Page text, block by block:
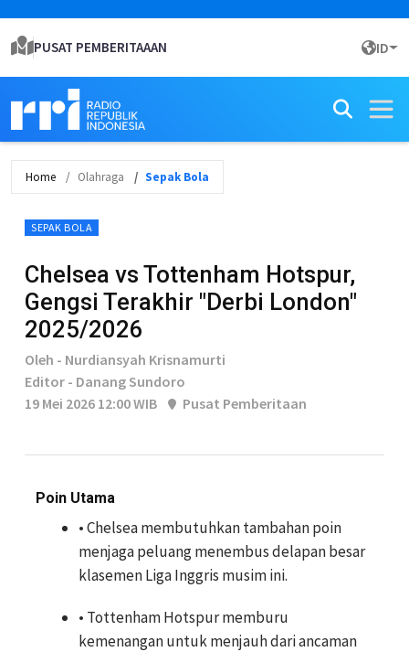
PUSAT PEMBERITAAAN ID
Home Olahraga Sepak Bola
SEPAK BOLA
Chelsea vs Tottenham Hotspur,
Gengsi Terakhir "Derbi London"
2025/2026
Oleh - Nurdiansyah Krisnamurti
Editor - Danang Sundoro
19 Mei 2026 12:00 WIB
Pusat Pemberitaan
Poin Utama
• Chelsea membutuhkan tambahan poin
menjaga peluang menembus delapan besar
klasemen Liga Inggris musim ini.
• Tottenham Hotspur memburu
kemenangan untuk menjauh dari ancaman